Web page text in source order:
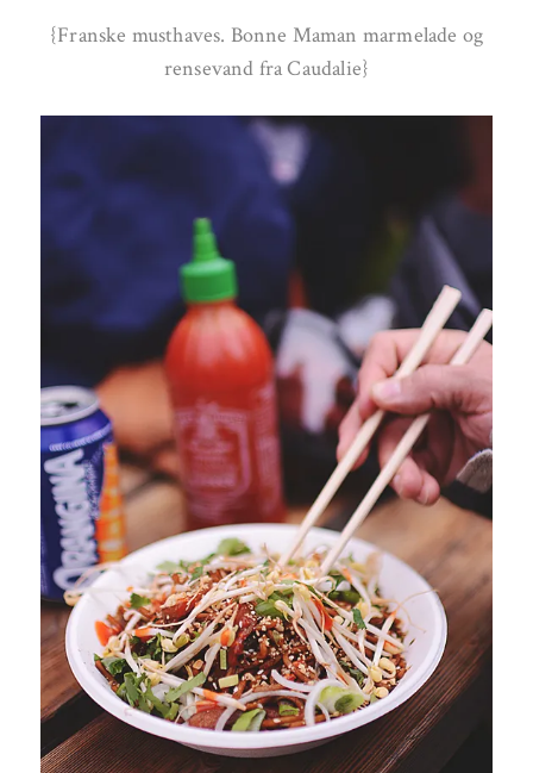
{Franske musthaves. Bonne Maman marmelade og
rensevand fra Caudalie}